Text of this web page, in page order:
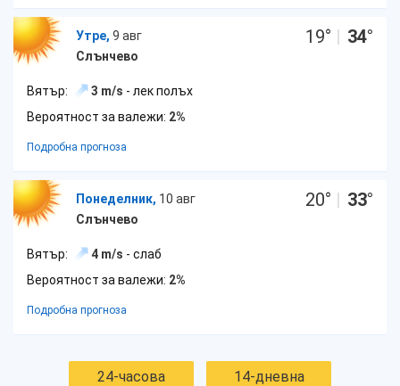
Утре, 9 авг
Слънчево
19° | 34°
Вятър: 3 m/s - лек полъх
Вероятност за валежи: 2%
Подробна прогноза
Понеделник, 10 авг
Слънчево
20° | 33°
Вятър: 4 m/s - слаб
Вероятност за валежи: 2%
Подробна прогноза
24-часова 14-дневна